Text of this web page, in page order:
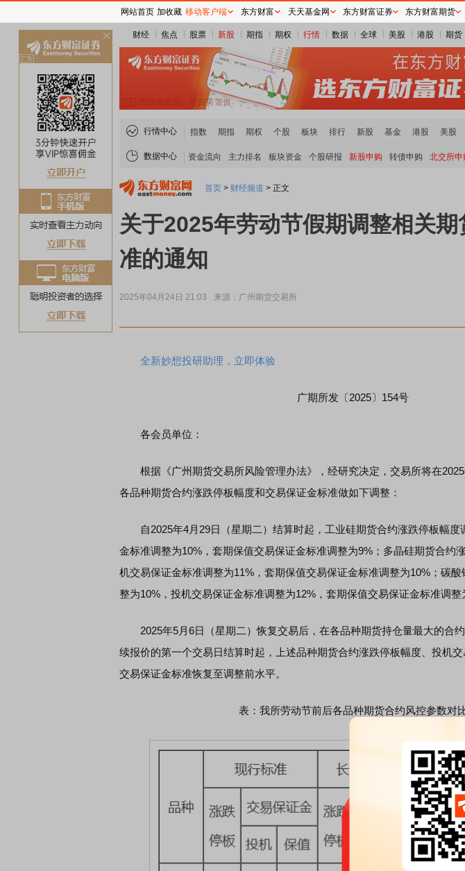
财经 焦点 股票 新股 期指 期权 行情 数据 全球 美股 港股 期货
行情中心 指数 期指 期权 个股 板块 排行 新股 基金 港股 美股
数据中心 资金流向 主力排名 板块资金 个股研报 新股申购 转债申购 北交所申
首页 > 财经频道 > 正文
关于2025年劳动节假期调整相关
准的通知
2025年04月24日 21:03 来源：广州期货交易所
全新妙想投研助理，立即体验
广期所发〔2025〕154号
各会员单位：
根据《广州期货交易所风险管理办法》，经研究决定，交易所将在
各品种期货合约涨跌停板幅度和交易保证金标准做如下调整：
自2025年4月29日（星期二）结算时起，工业硅期货合约涨跌停板幅度
金标准调整为10%，套期保值交易保证金标准调整为9%；多晶硅期货合约
机交易保证金标准调整为11%，套期保值交易保证金标准调整为10%；碳
整为10%，投机交易保证金标准调整为12%，套期保值交易保证金标准调整
2025年5月6日（星期二）恢复交易后，在各品种期货持仓量最大的合
续报价的第一个交易日结算时起，上述品种期货合约涨跌停板幅度、投机
交易保证金标准恢复至调整前水平。
表：我所劳动节前后各品种期货合约风控参数对
网站首页 加收藏 移动客户端 东方财富 天天基金网 东方财富证券 东方财富期货
关